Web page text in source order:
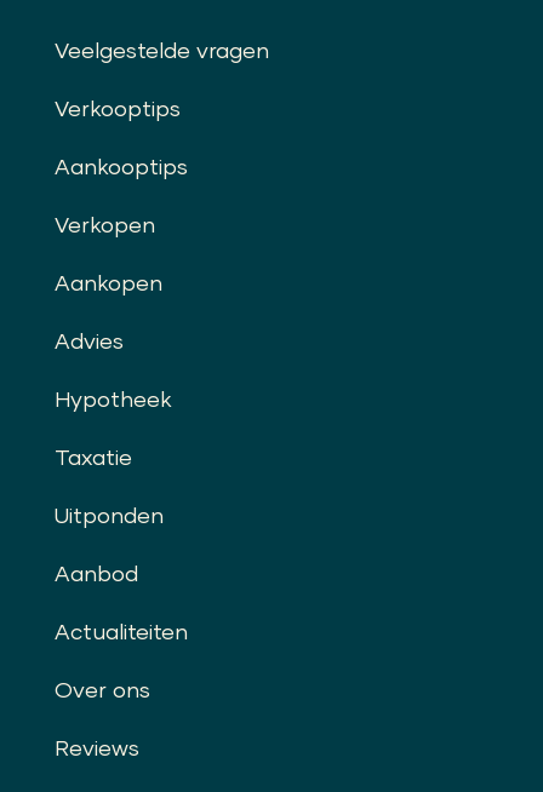
Veelgestelde vragen
Verkooptips
Aankooptips
Verkopen
Aankopen
Advies
Hypotheek
Taxatie
Uitponden
Aanbod
Actualiteiten
Over ons
Reviews